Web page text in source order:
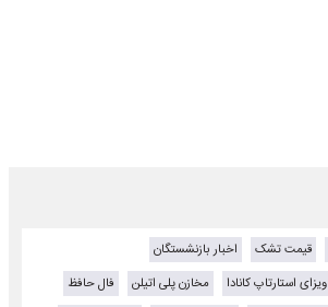
قیمت تشک
اخبار بازنشستگان
ویزای استارتاپ کانادا مخازن پلی اتیلن
فال حافظ